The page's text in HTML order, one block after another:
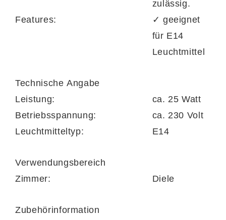
zulässig.
Features:
✓ geeignet
für E14
Leuchtmittel
Technische Angabe
Leistung:
ca. 25 Watt
Betriebsspannung:
ca. 230 Volt
Leuchtmitteltyp:
E14
Verwendungsbereich
Zimmer:
Diele
Zubehörinformation